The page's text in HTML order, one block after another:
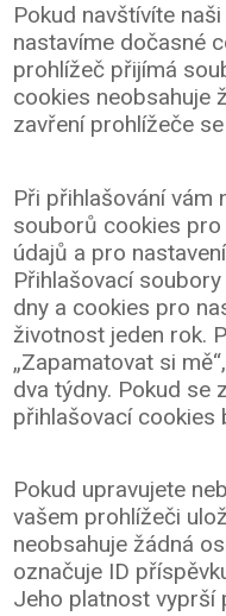
Pokud navštívíte
nastavíme dočasné
prohlížeč přijímá
cookies neobsahuje
zavření prohlížeče
Při přihlašování vám
souborů cookies
údajů a pro
Přihlašovací
dny a cookies pro
životnost jeden rok.
„Zapamatovat si
dva týdny. Pokud se
přihlašovací cookies
Pokud upravujete
vašem prohlížeči
neobsahuje žádná
označuje ID
Jeho platnost vyprší